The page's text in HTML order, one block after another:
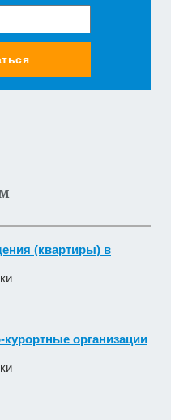
(квартиры) в
курортные организации